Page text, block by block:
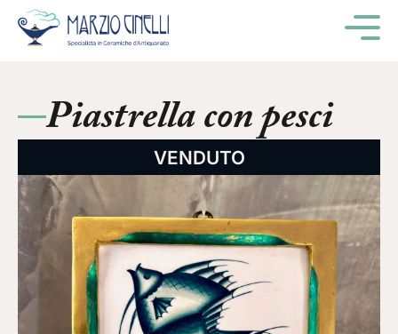
Piastrella con pesci
VENDUTO